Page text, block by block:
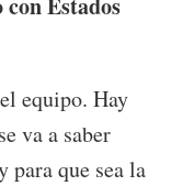
Estados
equipo. Hay
va a saber
para que sea la